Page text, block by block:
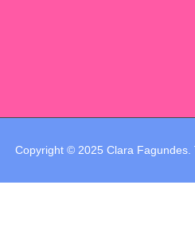
Copyright © 2025 Clara Fagundes.